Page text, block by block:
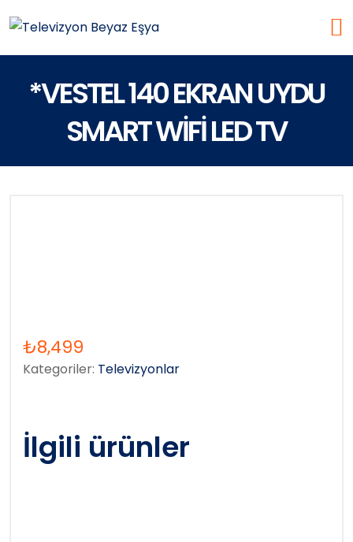
*VESTEL 140 EKRAN UYDU
SMART WİFİ LED TV
₺8,499
Kategoriler: Televizyonlar
İlgili ürünler